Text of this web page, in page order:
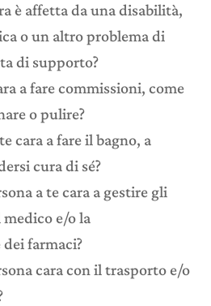
è affetta da una disabilità,
o un altro problema di
di supporto?
a fare commissioni, come
o pulire?
cara a fare il bagno, a
cura di sé?
a te cara a gestire gli
e/o la
farmaci?
cara con il trasporto e/o